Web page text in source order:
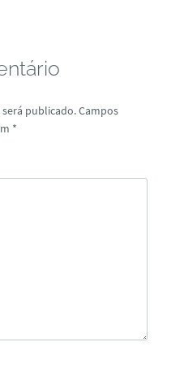
publicado.Campos
*